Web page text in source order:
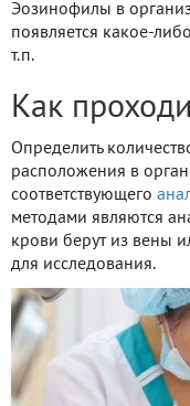
Эозинофилы в
появляется какое-
т.п.
Как
Определить
расположения в
соответствующего
методами являются
крови берут из вены
для исследования.